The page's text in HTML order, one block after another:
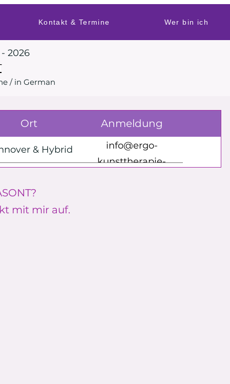
Kontakt & Termine Wer bin ich
2026
/ in German
Ort Anmeldung
& Hybrid
info@ergo-
kunsttherapie-
mit mir auf.